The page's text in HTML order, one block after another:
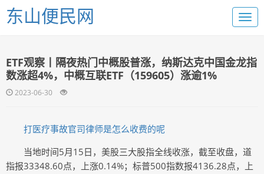
东山便民网
ETF观察丨隔夜热门中概股普涨，纳斯达克中国金龙指
数涨超4%，中概互联ETF（159605）涨逾1%
2023-06-30
打医疗事故官司律师是怎么收费的呢
当地时间5月15日，美股三大股指全线收涨，截至收盘，道
指报33348.60点，上涨0.14%；标普500指数报4136.28点，上